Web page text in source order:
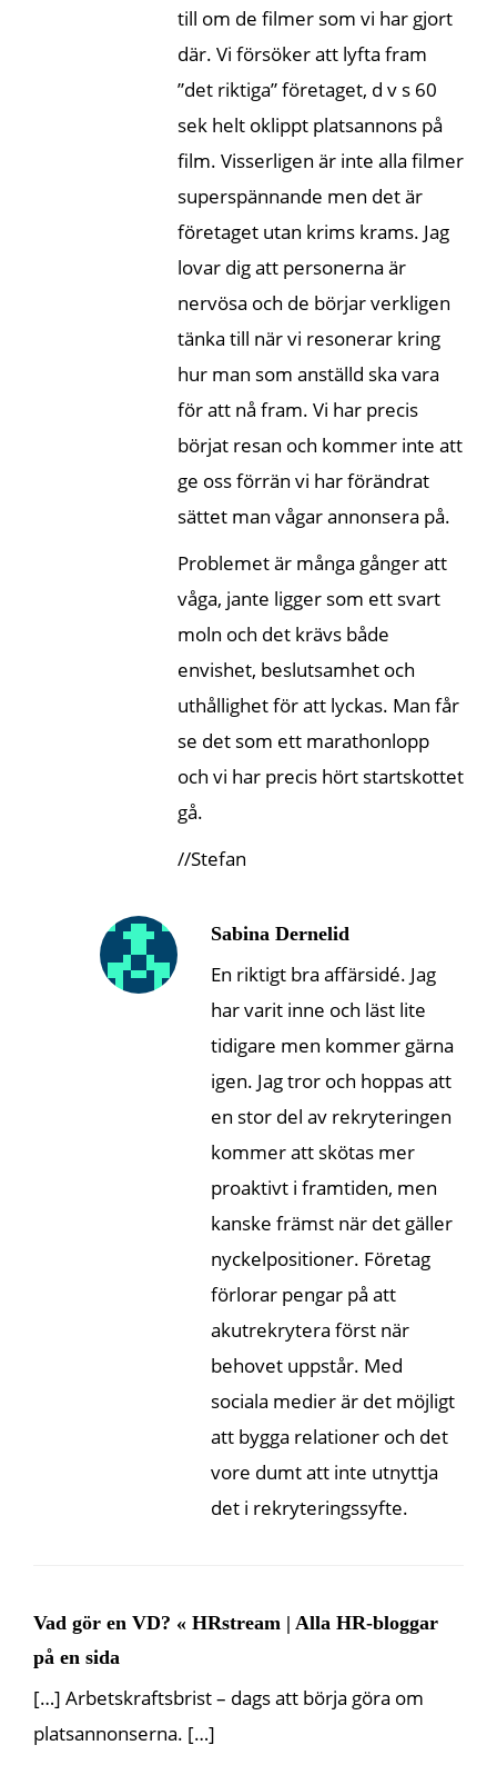
till om de filmer som vi har gjort
där. Vi försöker att lyfta fram
”det riktiga” företaget, d v s 60
sek helt oklippt platsannons på
film. Visserligen är inte alla filmer
superspännande men det är
företaget utan krims krams. Jag
lovar dig att personerna är
nervösa och de börjar verkligen
tänka till när vi resonerar kring
hur man som anställd ska vara
för att nå fram. Vi har precis
börjat resan och kommer inte att
ge oss förrän vi har förändrat
sättet man vågar annonsera på.
Problemet är många gånger att
våga, jante ligger som ett svart
moln och det krävs både
envishet, beslutsamhet och
uthållighet för att lyckas. Man får
se det som ett marathonlopp
och vi har precis hört startskottet
gå.
//Stefan
Sabina Dernelid
En riktigt bra affärsidé. Jag
har varit inne och läst lite
tidigare men kommer gärna
igen. Jag tror och hoppas att
en stor del av rekryteringen
kommer att skötas mer
proaktivt i framtiden, men
kanske främst när det gäller
nyckelpositioner. Företag
förlorar pengar på att
akutrekrytera först när
behovet uppstår. Med
sociala medier är det möjligt
att bygga relationer och det
vore dumt att inte utnyttja
det i rekryteringssyfte.
Vad gör en VD? « HRstream | Alla HR-bloggar
på en sida
[…] Arbetskraftsbrist – dags att börja göra om
platsannonserna. […]